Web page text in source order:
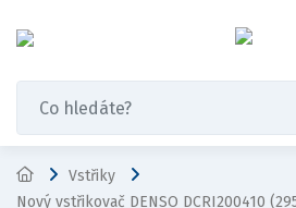
Vstřiky
Nový vstřikovač DENSO DCRI200410